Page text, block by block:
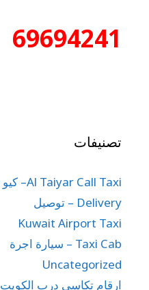
69694241
تصنيفات
Al Taiyar Call Taxi– كيو تاكسي
Delivery – توصيل
Kuwait Airport Taxi
Taxi Cab – سيارة اجرة
Uncategorized
ارقام تكاسي درب الكويت